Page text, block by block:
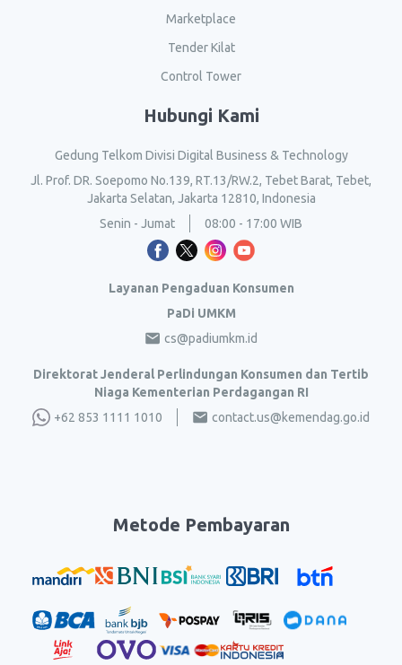
Marketplace
Tender Kilat
Control Tower
Hubungi Kami
Gedung Telkom Divisi Digital Business & Technology
Jl. Prof. DR. Soepomo No.139, RT.13/RW.2, Tebet Barat, Tebet,
Jakarta Selatan, Jakarta 12810, Indonesia
Senin - Jumat
08:00 - 17:00 WIB
Layanan Pengaduan Konsumen
PaDi UMKM
cs@padiumkm.id
Direktorat Jenderal Perlindungan Konsumen dan Tertib
Niaga Kementerian Perdagangan RI
+62 853 1111 1010
contact.us@kemendag.go.id
Metode Pembayaran